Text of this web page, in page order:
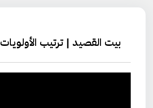
بيت القصيد | ترتيب الأولويات